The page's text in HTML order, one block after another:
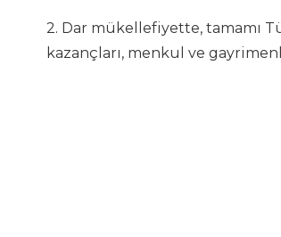
2. Dar mükellefiyette, tamamı
kazançları, menkul ve